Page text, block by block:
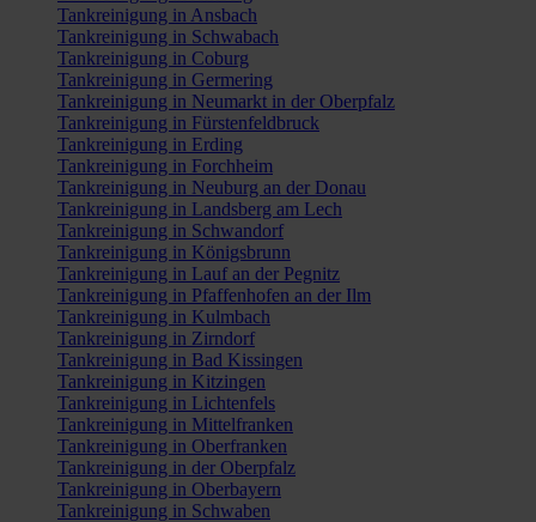
Tankreinigung in Ansbach
Tankreinigung in Schwabach
Tankreinigung in Coburg
Tankreinigung in Germering
Tankreinigung in Neumarkt in der Oberpfalz
Tankreinigung in Fürstenfeldbruck
Tankreinigung in Erding
Tankreinigung in Forchheim
Tankreinigung in Neuburg an der Donau
Tankreinigung in Landsberg am Lech
Tankreinigung in Schwandorf
Tankreinigung in Königsbrunn
Tankreinigung in Lauf an der Pegnitz
Tankreinigung in Pfaffenhofen an der Ilm
Tankreinigung in Kulmbach
Tankreinigung in Zirndorf
Tankreinigung in Bad Kissingen
Tankreinigung in Kitzingen
Tankreinigung in Lichtenfels
Tankreinigung in Mittelfranken
Tankreinigung in Oberfranken
Tankreinigung in der Oberpfalz
Tankreinigung in Oberbayern
Tankreinigung in Schwaben